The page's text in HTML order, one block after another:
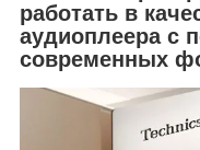
работать в
аудиоплеера с
современных